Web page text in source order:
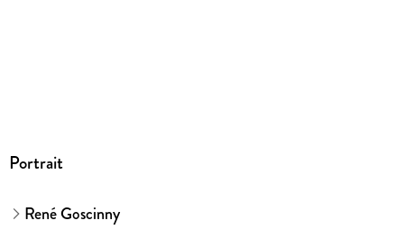
Portrait
René Goscinny